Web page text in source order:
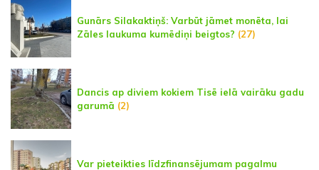
Gunārs Silakaktiņš: Varbūt jāmet monēta, lai
Zāles laukuma kumēdiņi beigtos? (27)
Dancis ap diviem kokiem Tisē ielā vairāku gadu
garumā (2)
Var pieteikties līdzfinansējumam pagalmu